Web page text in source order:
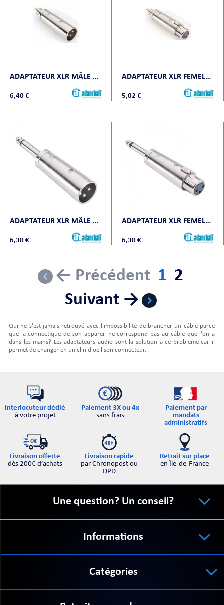
ADAPTATEUR XLR MÂLE VERS RCA MÂLE
6,40 €
ADAPTATEUR XLR FEMELLE VERS RCA MÂLE
5,02 €
ADAPTATEUR XLR MÂLE VERS JACK MONO MÂLE
6,30 €
ADAPTATEUR XLR FEMELLE VERS JACK MONO MÂLE
6,30 €
← Précédent 1 2
Suivant →
Qui ne s'est jamais retrouvé avec l'impossibilité de brancher un câble parce
que la connectique de son appareil ne correspond pas au câble que l'on a
dans les mains? Les adaptateurs audio sont la solution à ce problème car il
permet de changer en un clin d'oeil son connecteur.
Interlocuteur dédié
à votre projet
Paiement 3X ou 4x
sans frais
Paiement par
mandats
administratifs
Livraison offerte
dès 200€ d’achats
Livraison rapide
par Chronopost ou
DPD
Retrait sur place
en Île-de-France
Une question? Un conseil?
Informations
Catégories